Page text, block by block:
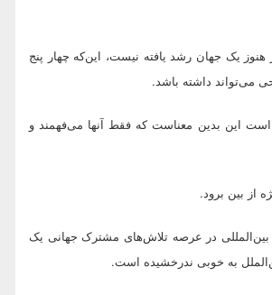
یک جهان رشد یافته نیست، این‌که چهار پنج
این بدین معناست که فقط آنها می‌فهمند و
از بین برود.
در عرصه تلاش‌های مشترک جهانی یک
به خوبی ندرخشیده است.